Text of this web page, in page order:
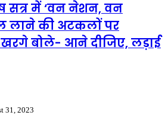
सत्र में ‘वन नेशन, वन
लाने की अटकलों पर
बोले- आने दीजिए, लड़ाई
31, 2023